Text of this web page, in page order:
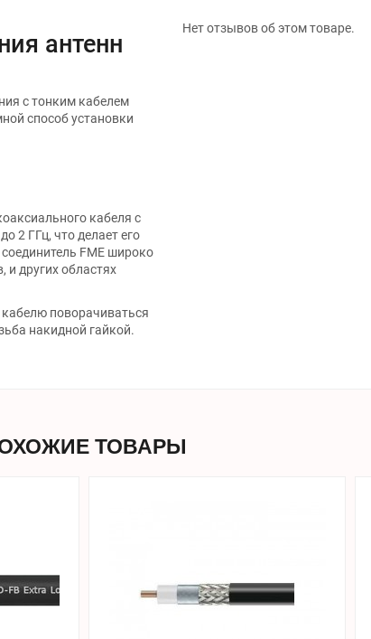
антенн
с тонким кабелем
способ установки
кабеля с
2 ГГц, что делает его
FME широко
и других областях
поворачиваться
накидной гайкой.
Нет отзывов об этом товаре.
ТОВАРЫ